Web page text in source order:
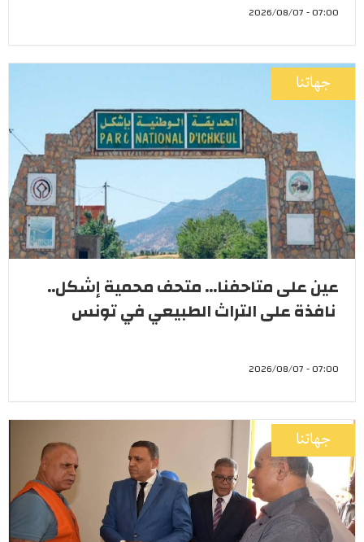
07:00 - 2026/08/07
جهاتنا
عين على متاحفنا... متحف محمية إشكل..
نافذة على التراث الطبيعي في تونس
07:00 - 2026/08/07
جهاتنا